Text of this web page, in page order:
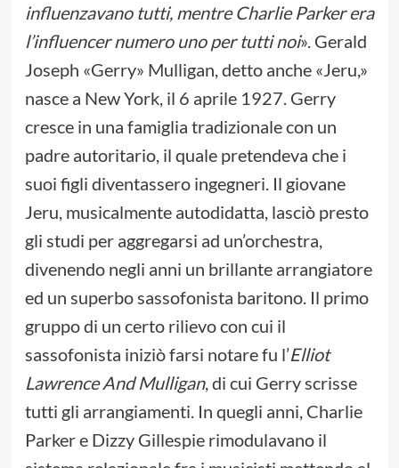
influenzavano tutti, mentre Charlie Parker era
l’influencer numero uno per tutti noi». Gerald
Joseph «Gerry» Mulligan, detto anche «Jeru,»
nasce a New York, il 6 aprile 1927. Gerry
cresce in una famiglia tradizionale con un
padre autoritario, il quale pretendeva che i
suoi figli diventassero ingegneri. Il giovane
Jeru, musicalmente autodidatta, lasciò presto
gli studi per aggregarsi ad un’orchestra,
divenendo negli anni un brillante arrangiatore
ed un superbo sassofonista baritono. Il primo
gruppo di un certo rilievo con cui il
sassofonista iniziò farsi notare fu l’Elliot
Lawrence And Mulligan, di cui Gerry scrisse
tutti gli arrangiamenti. In quegli anni, Charlie
Parker e Dizzy Gillespie rimodulavano il